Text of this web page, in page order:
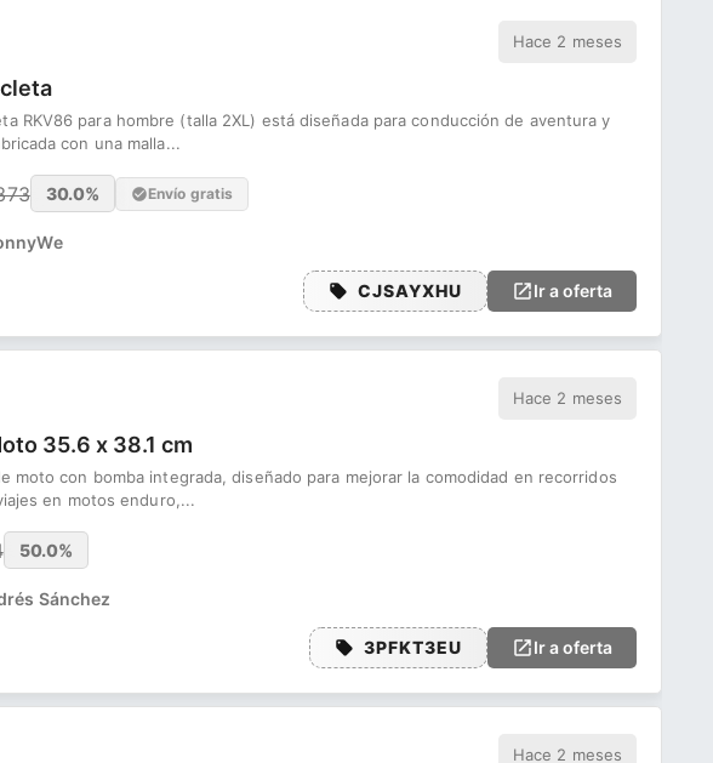
Hace 2 meses
RKV86 para hombre (talla 2XL) está diseñada para conducción de aventura y
con una malla...
30.0% Envío gratis
CJSAYXHU Ir a oferta
Hace 2 meses
35.6 x 38.1 cm
moto con bomba integrada, diseñado para mejorar la comodidad en recorridos
en motos enduro,...
50.0%
Sánchez
3PFKT3EU Ir a oferta
Hace 2 meses